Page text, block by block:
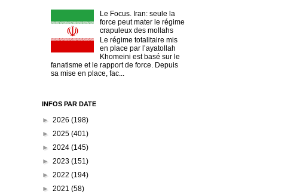
Le Focus. Iran: seule la
force peut mater le régime
crapuleux des mollahs
Le régime totalitaire mis
en place par l’ayatollah
Khomeini est basé sur le
fanatisme et le rapport de force. Depuis
sa mise en place, fac...
INFOS PAR DATE
► 2026 (198)
► 2025 (401)
► 2024 (145)
► 2023 (151)
► 2022 (194)
► 2021 (58)